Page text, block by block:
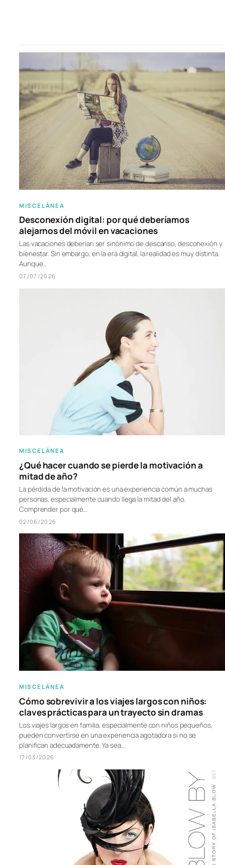
MISCELÁNEA
Desconexión digital: por qué deberíamos
alejarnos del móvil en vacaciones
Las vacaciones deberían ser sinónimo de descanso, desconexión y
bienestar. Sin embargo, en la era digital, la realidad es muy distinta.
Aunque…
07/07/2026
MISCELÁNEA
¿Qué hacer cuando se pierde la motivación a
mitad de año?
La pérdida de la motivación es una experiencia común a muchas
personas, especialmente cuando llega la mitad del año.
Comprender por qué…
02/06/2026
MISCELÁNEA
Cómo sobrevivir a los viajes largos con niños:
claves prácticas para un trayecto sin dramas
Los viajes largos en familia, especialmente con niños pequeños,
pueden convertirse en una experiencia agotadora si no se
planifican adecuadamente. Ya sea…
17/03/2026